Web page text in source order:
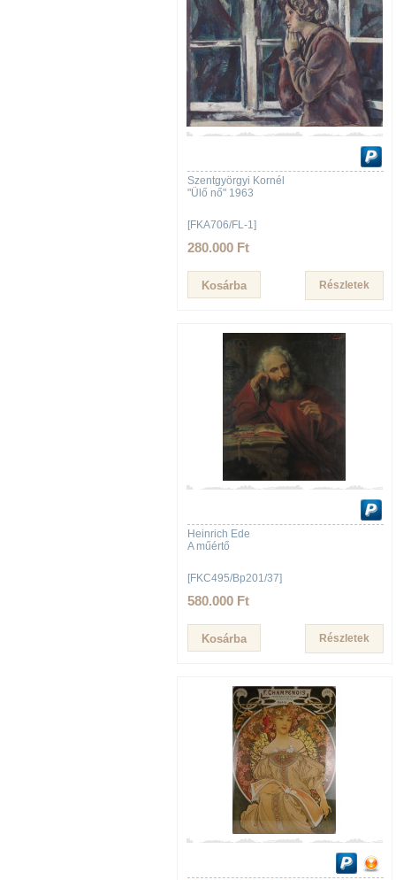
Szentgyörgyi Kornél
"Ülő nő" 1963
[FKA706/FL-1]
280.000 Ft
Részletek
Heinrich Ede
A műértő
[FKC495/Bp201/37]
580.000 Ft
Részletek